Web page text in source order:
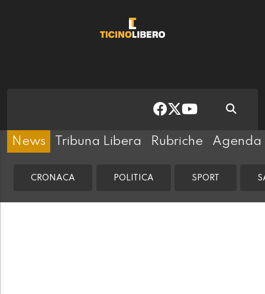
News Tribuna Libera Rubriche Agenda
CRONACA POLITICA SPORT